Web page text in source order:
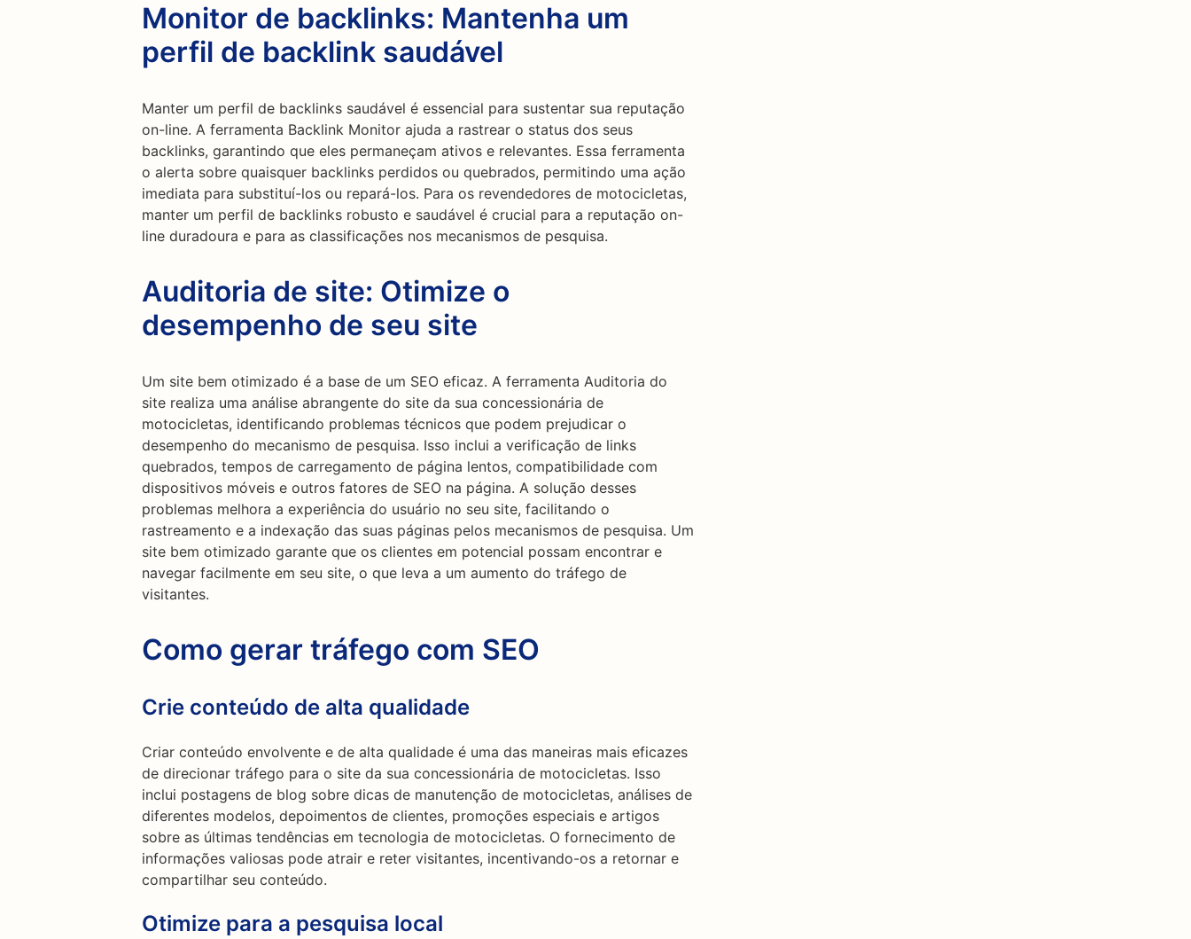
Monitor de backlinks: Mantenha um
perfil de backlink saudável
Manter um perfil de backlinks saudável é essencial para sustentar sua reputação
on-line. A ferramenta Backlink Monitor ajuda a rastrear o status dos seus
backlinks, garantindo que eles permaneçam ativos e relevantes. Essa ferramenta
o alerta sobre quaisquer backlinks perdidos ou quebrados, permitindo uma ação
imediata para substituí-los ou repará-los. Para os revendedores de motocicletas,
manter um perfil de backlinks robusto e saudável é crucial para a reputação on-
line duradoura e para as classificações nos mecanismos de pesquisa.
Auditoria de site: Otimize o
desempenho de seu site
Um site bem otimizado é a base de um SEO eficaz. A ferramenta Auditoria do
site realiza uma análise abrangente do site da sua concessionária de
motocicletas, identificando problemas técnicos que podem prejudicar o
desempenho do mecanismo de pesquisa. Isso inclui a verificação de links
quebrados, tempos de carregamento de página lentos, compatibilidade com
dispositivos móveis e outros fatores de SEO na página. A solução desses
problemas melhora a experiência do usuário no seu site, facilitando o
rastreamento e a indexação das suas páginas pelos mecanismos de pesquisa. Um
site bem otimizado garante que os clientes em potencial possam encontrar e
navegar facilmente em seu site, o que leva a um aumento do tráfego de
visitantes.
Como gerar tráfego com SEO
Crie conteúdo de alta qualidade
Criar conteúdo envolvente e de alta qualidade é uma das maneiras mais eficazes
de direcionar tráfego para o site da sua concessionária de motocicletas. Isso
inclui postagens de blog sobre dicas de manutenção de motocicletas, análises de
diferentes modelos, depoimentos de clientes, promoções especiais e artigos
sobre as últimas tendências em tecnologia de motocicletas. O fornecimento de
informações valiosas pode atrair e reter visitantes, incentivando-os a retornar e
compartilhar seu conteúdo.
Otimize para a pesquisa local